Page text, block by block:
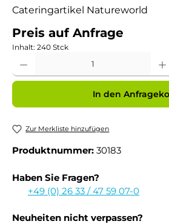
Cateringartikel Natureworld
Preis auf Anfrage
Inhalt: 240 Stck
In den
Zur Merkliste hinzufügen
Produktnummer: 30183
Haben Sie Fragen?
+49 (0) 26 33 / 47 59 07-0
Neuheiten nicht verpassen?